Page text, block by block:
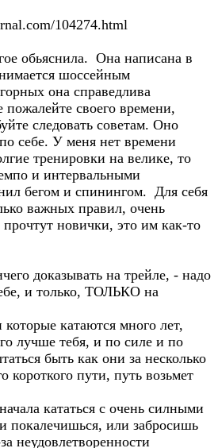
104274.html
обьяснила. Она написана в
шоссейным
она справедлива
своего времени,
следовать советам. Оно
себе. У меня нет времени
тренировки на велике, то
и интервальными
бегом и спинингом. Для себя
важных правил, очень
новички, это им как-то
доказывать на трейле, - надо
и только, ТОЛЬКО на
катаются много лет,
лучше тебя, и по силе и по
быть как они за несколько
короткого пути, путь возьмет
кататься с очень силными
покалечишься, или забросишь
неудовлетворенности